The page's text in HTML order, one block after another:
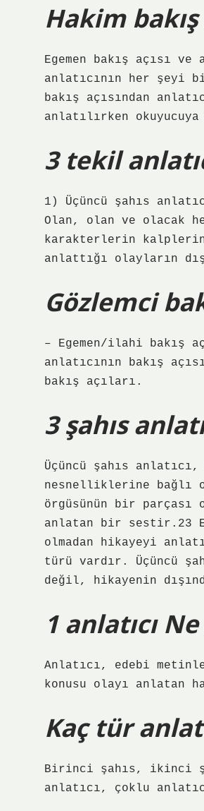
Hakim bakış
Egemen bakış açısı
anlatıcının her şeyi
bakış açısından
anlatılırken
3 tekil
1) Üçüncü şahıs
Olan, olan ve olacak
karakterlerin
anlattığı olayların
Gözlemci
– Egemen/ilahi bakış
anlatıcının bakış
bakış açıları.
3 şahıs
Üçüncü şahıs
nesnelliklerine bağlı
örgüsünün bir
anlatan bir sestir.23
olmadan hikayeyi
türü vardır. Üçüncü
değil, hikayenin
1 anlatıcı
Anlatıcı, edebi
konusu olayı anlatan
Kaç tür
Birinci şahıs, ikinci
anlatıcı, çoklu